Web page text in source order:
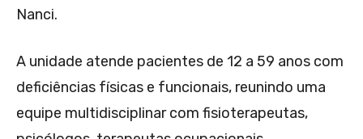
Nanci.
A unidade atende pacientes de 12 a 59 anos com
deficiências físicas e funcionais, reunindo uma
equipe multidisciplinar com fisioterapeutas,